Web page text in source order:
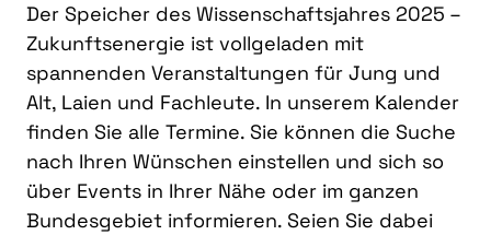
Der Speicher des Wissenschaftsjahres 2025 –
Zukunftsenergie ist vollgeladen mit
spannenden Veranstaltungen für Jung und
Alt, Laien und Fachleute. In unserem Kalender
finden Sie alle Termine. Sie können die Suche
nach Ihren Wünschen einstellen und sich so
über Events in Ihrer Nähe oder im ganzen
Bundesgebiet informieren. Seien Sie dabei